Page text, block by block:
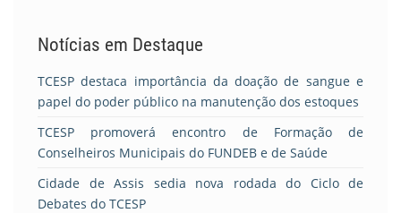
Notícias em Destaque
TCESP destaca importância da doação de sangue e
papel do poder público na manutenção dos estoques
TCESP promoverá encontro de Formação de
Conselheiros Municipais do FUNDEB e de Saúde
Cidade de Assis sedia nova rodada do Ciclo de
Debates do TCESP